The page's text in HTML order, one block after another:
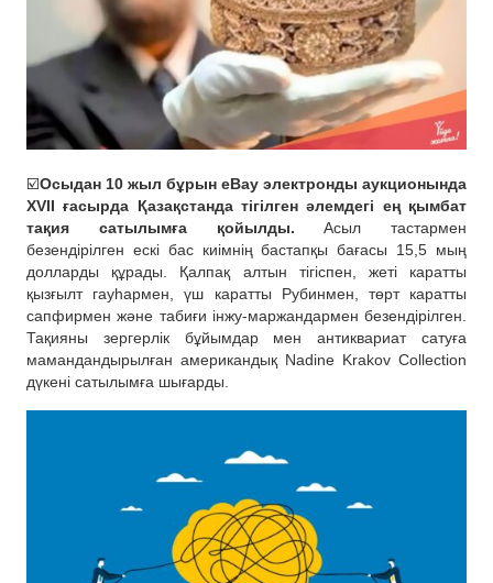
☑️Осыдан 10 жыл бұрын eBay электронды аукционында
XVII ғасырда Қазақстанда тігілген әлемдегі ең қымбат
тақия сатылымға қойылды. Асыл тастармен
безендірілген ескі бас киімнің бастапқы бағасы 15,5 мың
долларды құрады. Қалпақ алтын тігіспен, жеті каратты
қызғылт гауһармен, үш каратты Рубинмен, төрт каратты
сапфирмен және табиғи інжу-маржандармен безендірілген.
Тақияны зергерлік бұйымдар мен антиквариат сатуға
мамандандырылған американдық Nadine Krakov Collection
дүкені сатылымға шығарды.